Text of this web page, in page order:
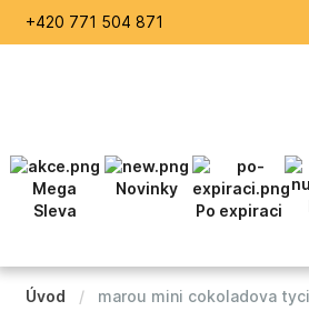
+420 771 504 871
Úvod marou mini cokoladova
Mega
Sleva
Novinky
Po expiraci